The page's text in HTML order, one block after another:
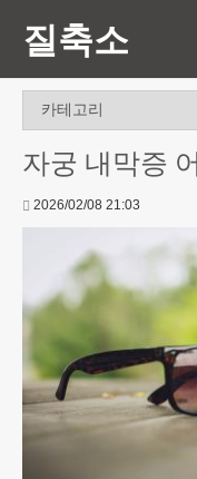
질축소
자궁 내막증
2026/02/08 21:03